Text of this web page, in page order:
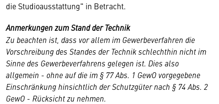
die Studioausstattung" in Betracht.
Anmerkungen zum Stand der Technik
Zu beachten ist, dass vor allem im Gewerbeverfahren die
Vorschreibung des Standes der Technik schlechthin nicht im
Sinne des Gewerbeverfahrens gelegen ist. Dies also
allgemein - ohne auf die im § 77 Abs. 1 GewO vorgegebene
Einschränkung hinsichtlich der Schutzgüter nach § 74 Abs. 2
GewO - Rücksicht zu nehmen.